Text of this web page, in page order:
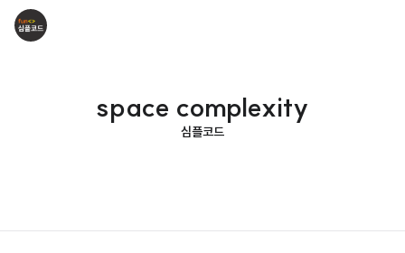
space complexity
심플코드